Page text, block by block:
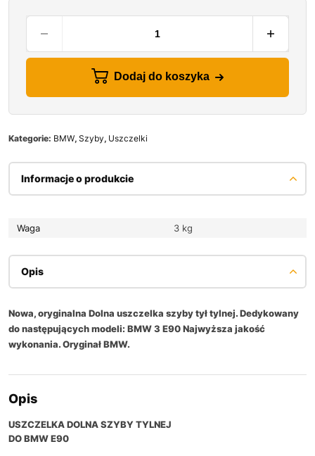
Dodaj do koszyka
Kategorie: BMW, Szyby, Uszczelki
Informacje o produkcie
Waga 3 kg
Opis
Nowa, oryginalna Dolna uszczelka szyby tył tylnej. Dedykowany
do następujących modeli: BMW 3 E90 Najwyższa jakość
wykonania. Oryginał BMW.
Opis
USZCZELKA DOLNA SZYBY TYLNEJ
DO BMW E90